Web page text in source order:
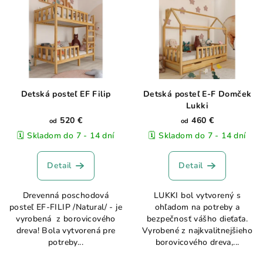
Detská posteľ EF Filip
od 520 €
🗓️ Skladom do 7 - 14 dní
Detail
Drevenná poschodová
posteľ EF-FILIP /Natural/ - je
vyrobená z borovicového
dreva! Bola vytvorená pre
potreby...
Detská posteľ E-F Domček
Lukki
od 460 €
🗓️ Skladom do 7 - 14 dní
Detail
LUKKI bol vytvorený s
ohľadom na potreby a
bezpečnosť vášho dieťaťa.
Vyrobené z najkvalitnejšieho
borovicového dreva,...